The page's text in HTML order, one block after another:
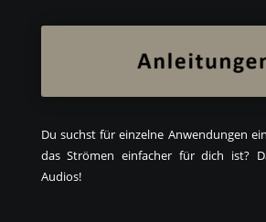
Du suchst für einzelne Anwendungen
das Strömen einfacher für dich ist?
Audios!